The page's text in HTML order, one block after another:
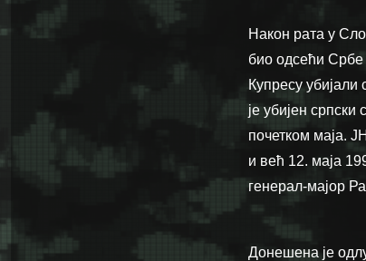
Након рата у
био одсећи Србе
Купресу
је убијен
почетком маја.
и већ 12. маја
генерал-мајор
Донешена је